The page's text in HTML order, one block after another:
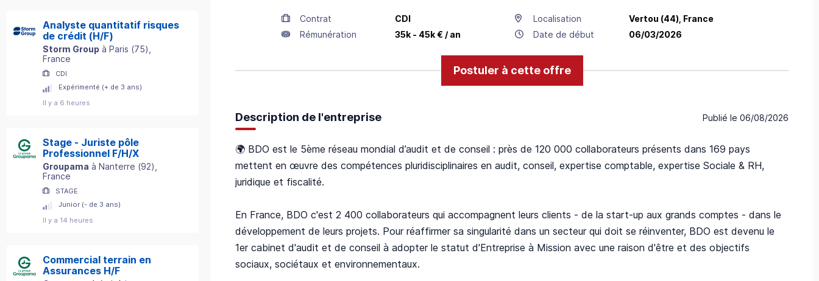
Analyste quantitatif risques
de crédit (H/F)
Storm Group à Paris (75)
France
CDI
Expérimenté (+ de 3 ans)
Il y a 6 heures
Stage - Juriste pôle
Professionnel F/H/X
Groupama à Nanterre (92)
France
STAGE
Junior (- de 3 ans)
Il y a 14 heures
Commercial terrain en
Assurances H/F
Contrat CDI Localisation Vertou (44), France
Rémunération
35k - 45k € / an Date de début 06/03/2026
Postuler à cette offre
Publié le 06/08/2026
Description de l'entreprise
🌍 BDO est le 5ème réseau mondial d’audit et de conseil : près de 120 000 collaborateurs présents dans 169 pays
mettent en œuvre des compétences pluridisciplinaires en audit, conseil, expertise comptable, expertise Sociale & RH,
juridique et fiscalité.
En France, BDO c'est 2 400 collaborateurs qui accompagnent leurs clients - de la start-up aux grands comptes - dans le
développement de leurs projets. Pour réaffirmer sa singularité dans un secteur qui doit se réinventer, BDO est devenu le
1er cabinet d'audit et de conseil à adopter le statut d'Entreprise à Mission avec une raison d'être et des objectifs
sociaux, sociétaux et environnementaux.